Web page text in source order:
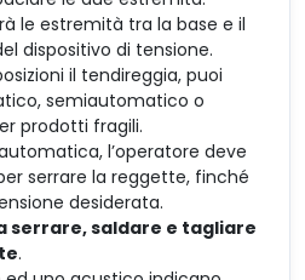
le estremità tra la base e il
dispositivo di tensione.
il tendireggia, puoi
semiautomatico o
prodotti fragili.
l’operatore deve
serrare la reggette, finché
desiderata.
serrare, saldare e tagliare
.